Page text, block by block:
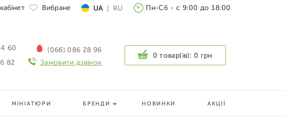
Вибране UA RU Пн-Сб - с 9:00 до 18:00
60
(066) 086 28 96
82
Замовити дзвінок
0 товар(ів): 0 грн
МІНІАТЮРИ БРЕНДИ НОВИНКИ АКЦІЇ